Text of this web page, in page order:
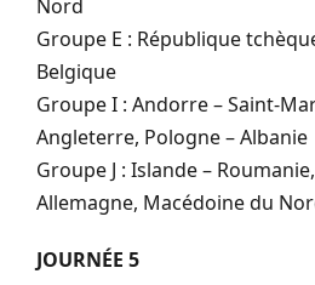
Nord
Groupe E : République
Belgique
Groupe I : Andorre – Saint-
Angleterre, Pologne – Albanie
Groupe J : Islande –
Allemagne, Macédoine du
JOURNÉE 5